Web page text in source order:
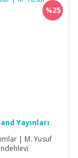
%25
Yayınları
| M. Yusuf